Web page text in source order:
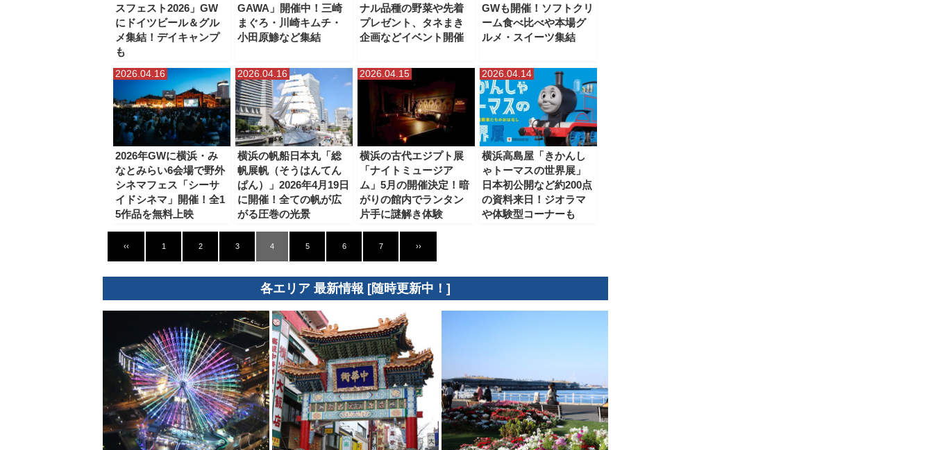
スフェスト2026」GW
にドイツビール＆グル
メ集結！デイキャンプ
も
GAWA」開催中！三崎
まぐろ・川崎キムチ・
小田原鯵など集結
ナル品種の野菜や先着
プレゼント、タネまき
企画などイベント開催
GWも開催！ソフトクリ
ーム食べ比べや本場グ
ルメ・スイーツ集結
2026.04.16
2026年GWに横浜・み
なとみらい6会場で野外
シネマフェス「シーサ
イドシネマ」開催！全1
5作品を無料上映
2026.04.16
横浜の帆船日本丸「総
帆展帆（そうはんてん
ぱん）」2026年4月19日
に開催！全ての帆が広
がる圧巻の光景
2026.04.15
横浜の古代エジプト展
「ナイトミュージア
ム」5月の開催決定！暗
がりの館内でランタン
片手に謎解き体験
2026.04.14
横浜高島屋「きかんし
ゃトーマスの世界展」
日本初公開など約200点
の資料来日！ジオラマ
や体験型コーナーも
‹‹ 1 2 3 4 5 6 7 ››
各エリア 最新情報 [随時更新中！]